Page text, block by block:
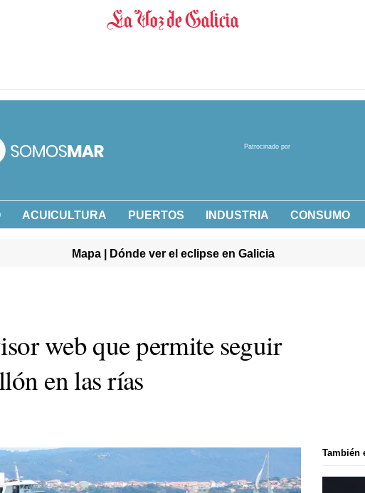
Patrocinado por
ACUICULTURA PUERTOS INDUSTRIA CONSUMO
Mapa | Dónde ver el eclipse en Galicia
web que permite seguir
en las rías
También